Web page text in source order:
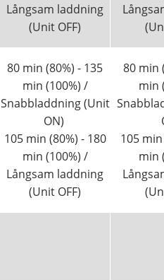
Långsam laddning
(Unit OFF)
80 min (80%) - 135
min (100%) /
Snabbladdning (Unit
ON)
105 min (80%) - 180
min (100%) /
Långsam laddning
(Unit OFF)
80 min
min
105
min